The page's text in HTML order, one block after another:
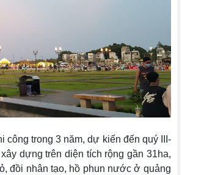
công trong 3 năm, dự kiến đến quý III-
dựng trên diện tích rộng gần 31ha,
đồi nhân tạo, hồ phun nước ở quảng